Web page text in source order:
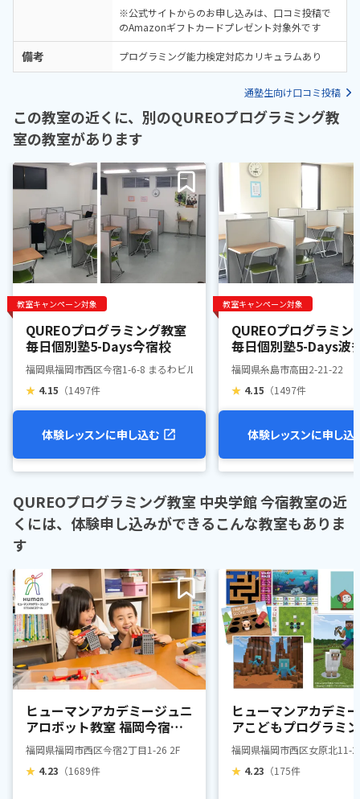
※公式サイトからのお申し込みは、口コミ投稿で
のAmazonギフトカードプレゼント対象外です
備考 プログラミング能力検定対応カリキュラムあり
通塾生向け口コミ投稿
この教室の近くに、別のQUREOプログラミング教
室の教室があります
教室キャンペーン対象
QUREOプログラミング教室
毎日個別塾5-Days今宿校
福岡県福岡市西区今宿1-6-8 まるわビル1F
★ 4.15 （1497件
体験レッスンに申し込む
教室キャンペーン対象
QUREOプログラミン
毎日個別塾5-Days波
福岡県糸島市高田2-21-22
★ 4.15 （1497件
体験レッスンに申し込
QUREOプログラミング教室 中央学館 今宿教室の近
くには、体験申し込みができるこんな教室もありま
す
ヒューマンアカデミージュニ
アロボット教室 福岡今宿教
室
福岡県福岡市西区今宿2丁目1-26 2F
★ 4.23 （1689件
ヒューマンアカデミ
アこどもプログラミ
西都小学校前教室
福岡県福岡市西区女原北11-
★ 4.23 （175件